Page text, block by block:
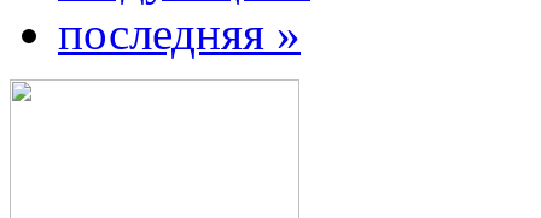
последняя »